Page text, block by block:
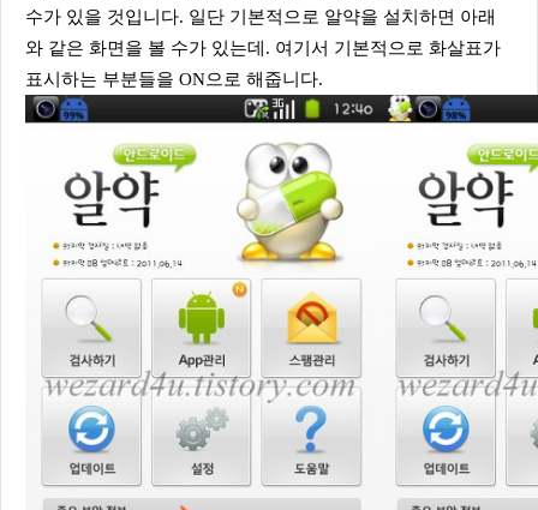
수가 있을 것입니다. 일단 기본적으로 알약을 설치하면 아래
와 같은 화면을 볼 수가 있는데. 여기서 기본적으로 화살표가
표시하는 부분들을 ON으로 해줍니다.